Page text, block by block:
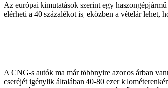
Az európai kimutatások szerint egy
elérheti a 40 százalékot is, eközben a vételár lehet,
A CNG-s autók ma már többnyire azonos árban
cseréjét igénylik általában 40-80 ezer